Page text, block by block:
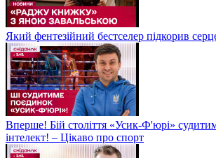
Який фентезійний бестселер підкорив
Вперше! Бій століття «Усик-Ф'юрі»
інтелект! – Цікаво про спорт